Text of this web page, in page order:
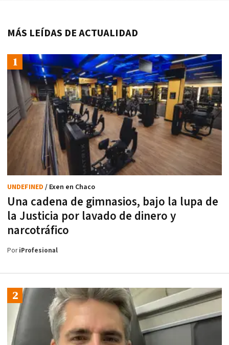
MÁS LEÍDAS DE ACTUALIDAD
Una cadena de gimnasios, bajo la lupa de
la Justicia por lavado de dinero y
narcotráfico
UNDEFINED / Exen en Chaco
PoriProfesional